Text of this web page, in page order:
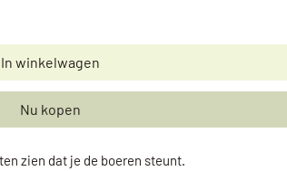
In winkelwagen
Nu kopen
zien dat je de boeren steunt.